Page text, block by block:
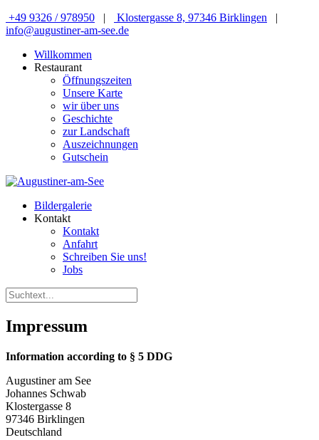
+49 9326 / 978950 | Klostergasse 8, 97346 Birklingen |
info@augustiner-am-see.de
Willkommen
Restaurant
Öffnungszeiten
Unsere Karte
wir über uns
Geschichte
zur Landschaft
Auszeichnungen
Gutschein
Bildergalerie
Kontakt
Kontakt
Anfahrt
Schreiben Sie uns!
Jobs
Impressum
Information according to § 5 DDG
Augustiner am See
Johannes Schwab
Klostergasse 8
97346 Birklingen
Deutschland